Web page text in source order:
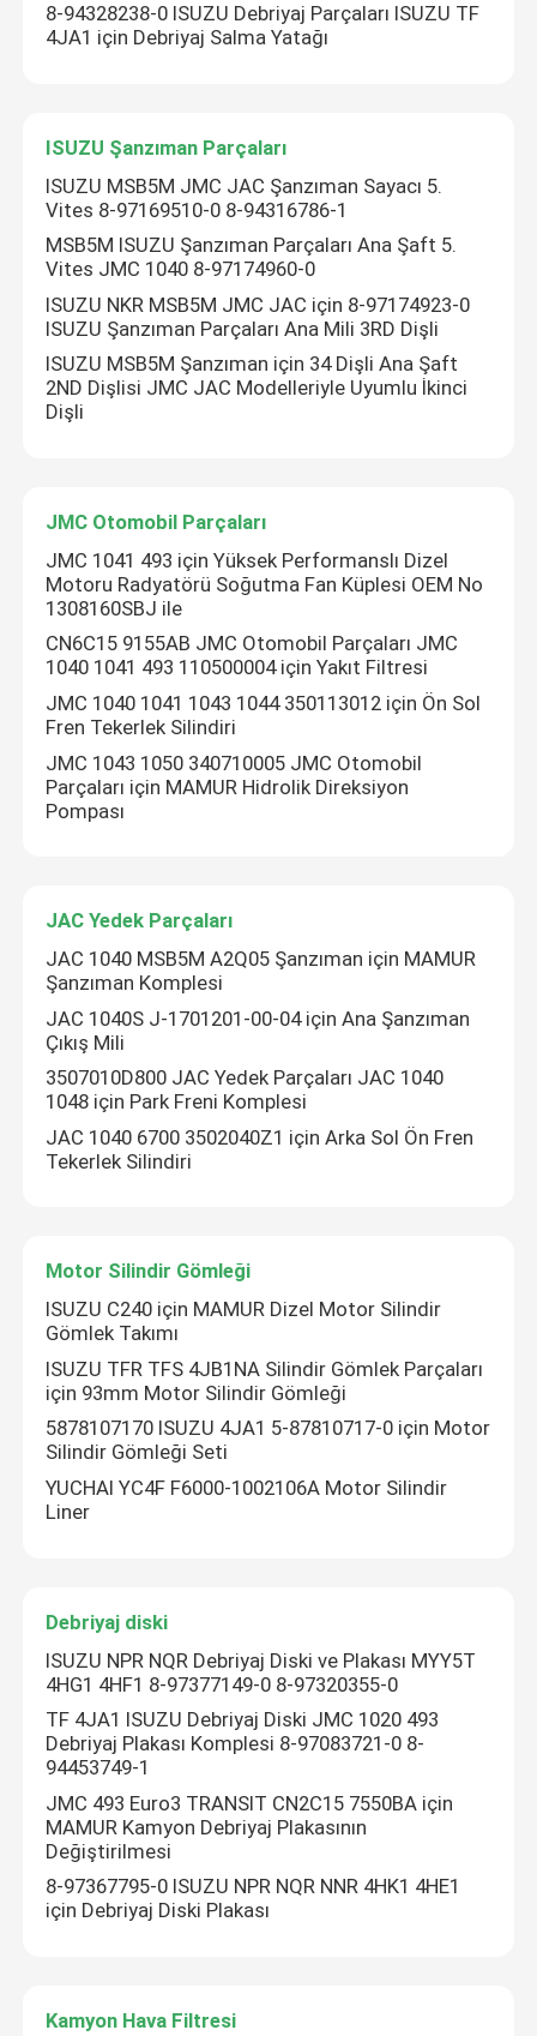
Ev
Ürünler
Hakkımızda
Kalite kontrol
Bize Ulaşın
Bir teklif isteği
Kamyon Oto Parçası
Isuzu Motor Parçaları
ISUZU Şasi Parçaları
ISUZU Fren Parçaları
ISUZU Debriyaj Parçaları
JMC Otomobil Parçaları
JAC Yedek Parçaları
Motor Silindir Gömleği
Kamyon Hava Filtresi
8-94328238-0 ISUZU Debriyaj Parçaları ISUZU TF
4JA1 için Debriyaj Salma Yatağı
ISUZU Şanzıman Parçaları
ISUZU MSB5M JMC JAC Şanzıman Sayacı 5.
Vites 8-97169510-0 8-94316786-1
MSB5M ISUZU Şanzıman Parçaları Ana Şaft 5.
Vites JMC 1040 8-97174960-0
ISUZU NKR MSB5M JMC JAC için 8-97174923-0
ISUZU Şanzıman Parçaları Ana Mili 3RD Dişli
ISUZU MSB5M Şanzıman için 34 Dişli Ana Şaft
2ND Dişlisi JMC JAC Modelleriyle Uyumlu İkinci
Dişli
JMC Otomobil Parçaları
JMC 1041 493 için Yüksek Performanslı Dizel
Motoru Radyatörü Soğutma Fan Küplesi OEM No
1308160SBJ ile
CN6C15 9155AB JMC Otomobil Parçaları JMC
1040 1041 493 110500004 için Yakıt Filtresi
JMC 1040 1041 1043 1044 350113012 için Ön Sol
Fren Tekerlek Silindiri
JMC 1043 1050 340710005 JMC Otomobil
Parçaları için MAMUR Hidrolik Direksiyon
Pompası
JAC Yedek Parçaları
JAC 1040 MSB5M A2Q05 Şanzıman için MAMUR
Şanzıman Komplesi
JAC 1040S J-1701201-00-04 için Ana Şanzıman
Çıkış Mili
3507010D800 JAC Yedek Parçaları JAC 1040
1048 için Park Freni Komplesi
JAC 1040 6700 3502040Z1 için Arka Sol Ön Fren
Tekerlek Silindiri
Motor Silindir Gömleği
ISUZU C240 ​​için MAMUR Dizel Motor Silindir
Gömlek Takımı
ISUZU TFR TFS 4JB1NA Silindir Gömlek Parçaları
için 93mm Motor Silindir Gömleği
5878107170 ISUZU 4JA1 5-87810717-0 için Motor
Silindir Gömleği Seti
YUCHAI YC4F F6000-1002106A Motor Silindir
Liner
Debriyaj diski
ISUZU NPR NQR Debriyaj Diski ve Plakası MYY5T
4HG1 4HF1 8-97377149-0 8-97320355-0
TF 4JA1 ISUZU Debriyaj Diski JMC 1020 493
Debriyaj Plakası Komplesi 8-97083721-0 8-
94453749-1
JMC 493 Euro3 TRANSIT CN2C15 7550BA için
MAMUR Kamyon Debriyaj Plakasının
Değiştirilmesi
8-97367795-0 ISUZU NPR NQR NNR 4HK1 4HE1
için Debriyaj Diski Plakası
Kamyon Hava Filtresi